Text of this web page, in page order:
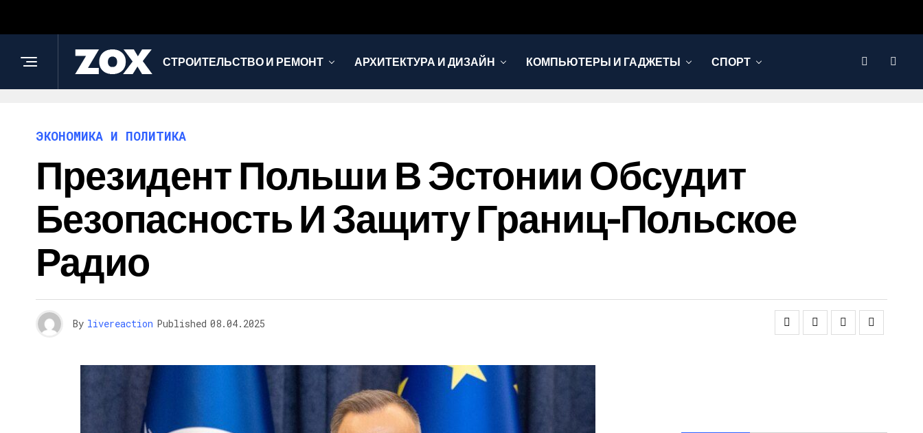
СТРОИТЕЛЬСТВО И РЕМОНТ АРХИТЕКТУРА И ДИЗАЙН КОМПЬЮТЕРЫ И ГАДЖЕТЫ СПОРТ
ЭКОНОМИКА И ПОЛИТИКА
Президент Польши В Эстонии Обсудит
Безопасность И Защиту Границ-Польское
Радио
By livereaction Published 08.04.2025